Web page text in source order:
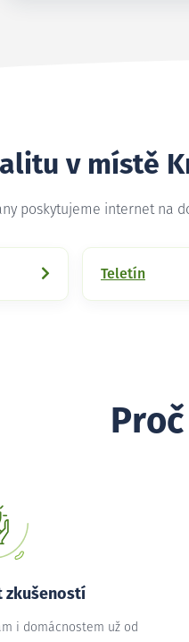
v místě
poskytujeme internet na
Teletín
zkušeností
i domácnostem už od